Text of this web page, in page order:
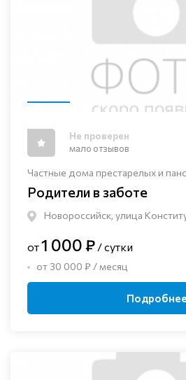
Частные дома престарелых и
Родители в заботе
Новороссийск, улица
Не проверен
мало отзывов
от1 000 ₽ / сутки
от 30 000 ₽ / месяц
Подробнее